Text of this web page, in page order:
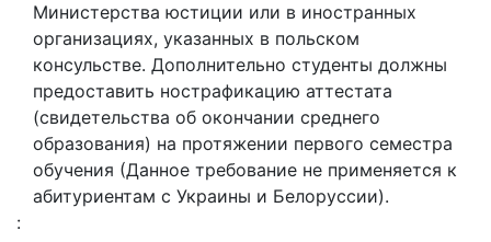
Министерства юстиции или в иностранных
организациях, указанных в польском
консульстве. Дополнительно студенты должны
предоставить нострафикацию аттестата
(свидетельства об окончании среднего
образования) на протяжении первого семестра
обучения (Данное требование не применяется к
абитуриентам с Украины и Белоруссии).
: